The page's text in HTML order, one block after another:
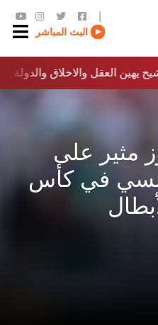
البث المباشر
مثير على
في كأس